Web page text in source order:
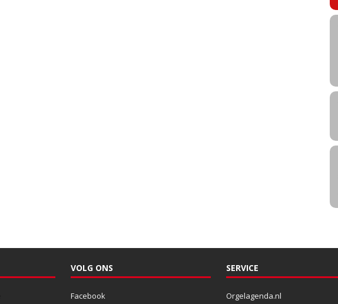
VOLG ONS
Facebook
SERVICE
Orgelagenda.nl